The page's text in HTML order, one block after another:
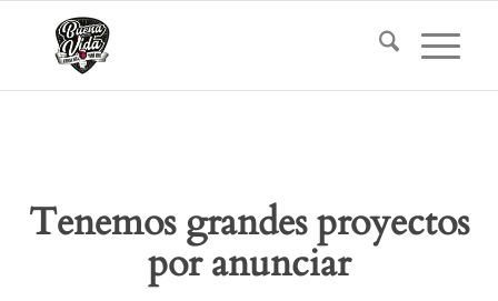
Tenemos grandes proyectos
por anunciar